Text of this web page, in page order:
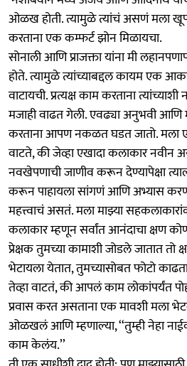
ओळख होती. त्यामुळे त्यांचं असणं मला
करताना एक कम्फर्ट झोन मिळायचा.
सोनाली आणि प्राजक्ता यांना मी
होते. त्यामुळे त्यांच्याबद्दल कायम एक
वाटायची. प्रत्यक्ष काम करताना
मजाही वाढत गेली. एवढ्या अनुभवी आणि
करताना आपण नकळत घडत जातो. मला एक
वाटते, की जेव्हा एखादा कलाकार नवीन
नवखेपणाची जाणीव करून देण्यापेक्षा
करून पाहायला सांगणं आणि अभ्यास
महत्त्वाचं असतं. मला माझ्या
कलाकार म्हणून सर्वांत आनंदाचा क्षण
प्रेक्षक तुमच्या कामाशी जोडले जातात तो
भेटायला येतात, तुमच्यासोबत फोटो
तेव्हा वाटतं, की आपलं काम लोकांपर्यंत
प्रवास करत असताना एक मावशी मला
ओळखलं आणि म्हणाल्या, ‘‘तुम्ही नेहा
काम केलंय.’’